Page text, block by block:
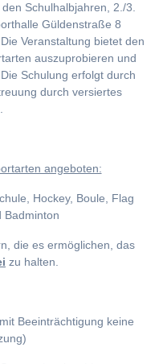
Schulhalbjahren, 2./3.
Güldenstraße 8
Veranstaltung bietet den
auszuprobieren und
Schulung erfolgt durch
durch versiertes
angeboten:
Hockey, Boule, Flag
Badminton
die es ermöglichen, das
zu halten.
Beeinträchtigung keine